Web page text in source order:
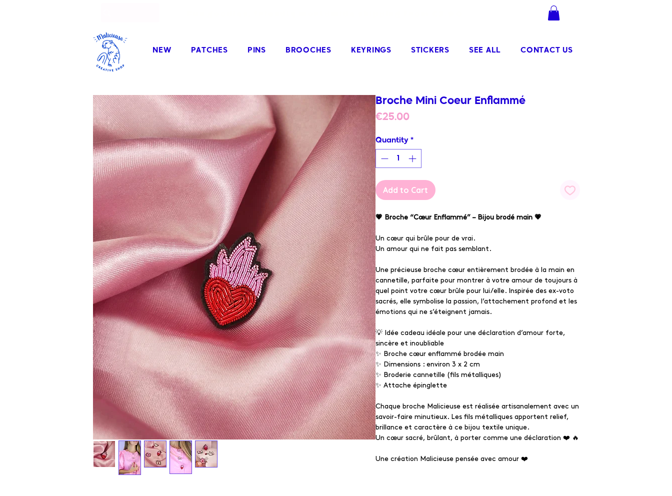
NEW PATCHES PINS BROOCHES KEYRINGS STICKERS SEE ALL CONTACT US
Broche Mini Coeur Enflammé
€25.00Price
Quantity *
Add to Cart
💗 Broche “Cœur Enflammé” – Bijou brodé main 💗
Un cœur qui brûle pour de vrai.
Un amour qui ne fait pas semblant.
Une précieuse broche cœur entièrement brodée à la main en
cannetille, parfaite pour montrer à votre amour de toujours à
quel point votre cœur brûle pour lui/elle. Inspirée des ex-voto
sacrés, elle symbolise la passion, l’attachement profond et les
émotions qui ne s’éteignent jamais.
💡 Idée cadeau idéale pour une déclaration d’amour forte,
sincère et inoubliable
✨ Broche cœur enflammé brodée main
✨ Dimensions : environ 3 x 2 cm
✨ Broderie cannetille (fils métalliques)
✨ Attache épinglette
Chaque broche Malicieuse est réalisée artisanalement avec un
savoir-faire minutieux. Les fils métalliques apportent relief,
brillance et caractère à ce bijou textile unique.
Un cœur sacré, brûlant, à porter comme une déclaration ❤️ 🔥
Une création Malicieuse pensée avec amour ❤️